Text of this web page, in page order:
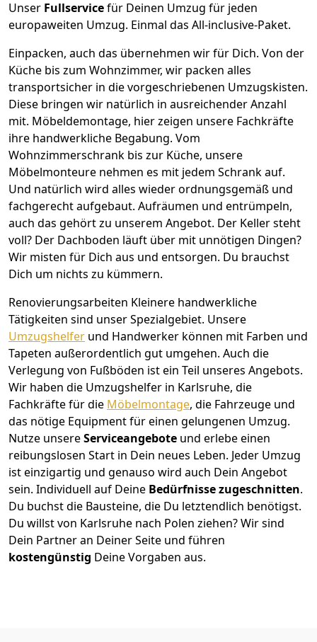
Unser Fullservicefür Deinen Umzug für jeden
europaweiten Umzug. Einmal das All-inclusive-Paket.
Einpacken, auch das übernehmen wir für Dich. Von der
Küche bis zum Wohnzimmer, wir packen alles
transportsicher in die vorgeschriebenen Umzugskisten.
Diese bringen wir natürlich in ausreichender Anzahl
mit. Möbeldemontage, hier zeigen unsere Fachkräfte
ihre handwerkliche Begabung. Vom
Wohnzimmerschrank bis zur Küche, unsere
Möbelmonteure nehmen es mit jedem Schrank auf.
Und natürlich wird alles wieder ordnungsgemäß und
fachgerecht aufgebaut. Aufräumen und entrümpeln,
auch das gehört zu unserem Angebot. Der Keller steht
voll? Der Dachboden läuft über mit unnötigen Dingen?
Wir misten für Dich aus und entsorgen. Du brauchst
Dich um nichts zu kümmern.
Renovierungsarbeiten Kleinere handwerkliche
Tätigkeiten sind unser Spezialgebiet. Unsere
Umzugshelfer und Handwerker können mit Farben und
Tapeten außerordentlich gut umgehen. Auch die
Verlegung von Fußböden ist ein Teil unseres Angebots.
Wir haben die Umzugshelfer in Karlsruhe, die
Fachkräfte für die Möbelmontage, die Fahrzeuge und
das nötige Equipment für einen gelungenen Umzug.
Nutze unsereServiceangebote und erlebe einen
reibungslosen Start in Dein neues Leben. Jeder Umzug
ist einzigartig und genauso wird auch Dein Angebot
sein. Individuell auf Deine Bedürfnisse zugeschnitten.
Du buchst die Bausteine, die Du letztendlich benötigst.
Du willst von Karlsruhe nach Polen ziehen? Wir sind
Dein Partner an Deiner Seite und führen
kostengünstig Deine Vorgaben aus.